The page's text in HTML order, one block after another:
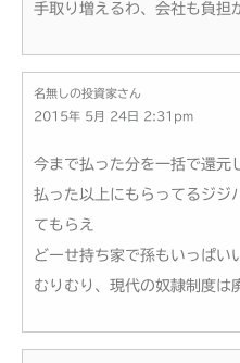
手取り増えるわ、会社も負
名無しの投資家さん
2015年 5月 24日 2:31pm
今まで払った分を一括で還元
払った以上にもらってるジジ
てもらえ
どーせ持ち家で孫もいっぱい
むりむり、現代の奴隷制度は